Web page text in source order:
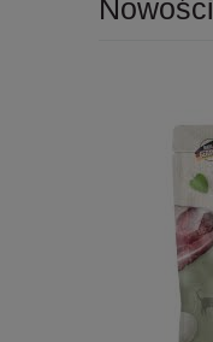
Nowości